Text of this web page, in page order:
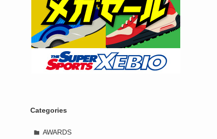
Categories
AWARDS